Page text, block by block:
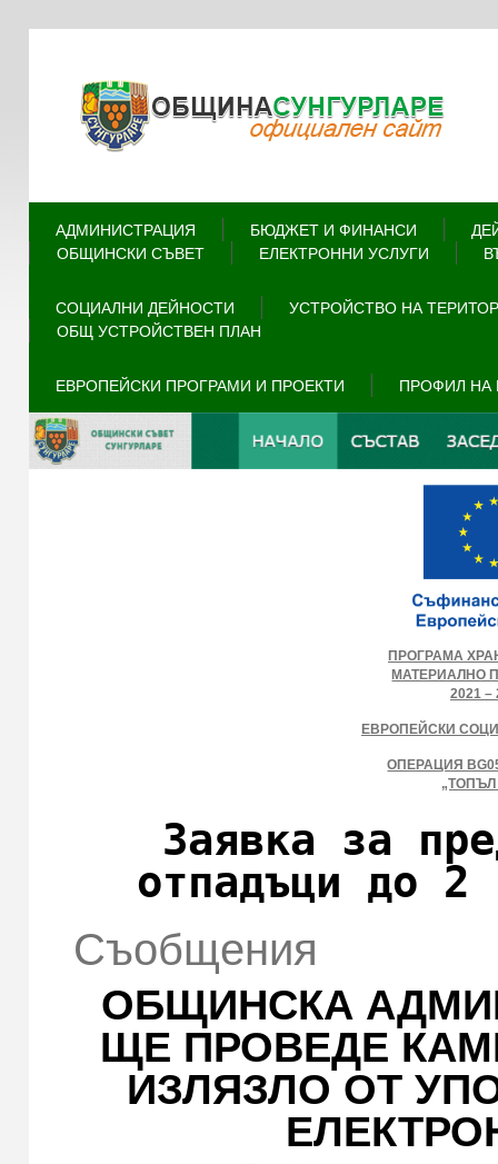
АДМИНИСТРАЦИЯ БЮДЖЕТ И ФИНАНСИ
ОБЩИНСКИ СЪВЕТ
ЕЛЕКТРОННИ УСЛУГИ
СОЦИАЛНИ ДЕЙНОСТИ
УСТРОЙСТВО НА
ОБЩ УСТРОЙСТВЕН ПЛАН
ЕВРОПЕЙСКИ ПРОГРАМИ И ПРОЕКТИ ПРОФИЛ НА
ПРОГРАМА
МАТЕРИАЛНО
2021 –
ЕВРОПЕЙСКИ
ОПЕРАЦИЯ
Заявка за
отпадъци до
Съобщения
ОБЩИНСКА
ЩЕ ПРОВЕДЕ
ИЗЛЯЗЛО ОТ